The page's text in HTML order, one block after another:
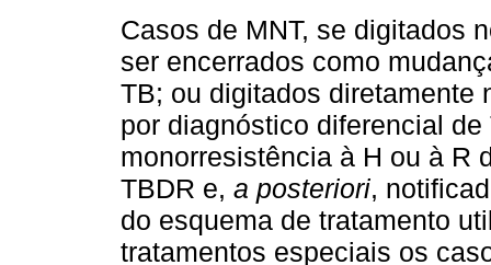
Casos de MNT, se digitados
ser encerrados como
TB; ou digitados diretamente
por diagnóstico diferencial
monorresistência à H ou à R
TBDR e, a posteriori,
do esquema de tratamento
tratamentos especiais os